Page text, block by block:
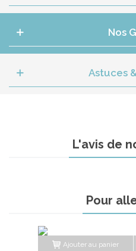
Nos
Astuces
L'avis de
Pour
Ajouter au panier